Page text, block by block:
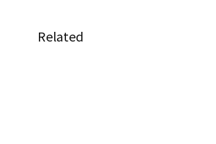
Related